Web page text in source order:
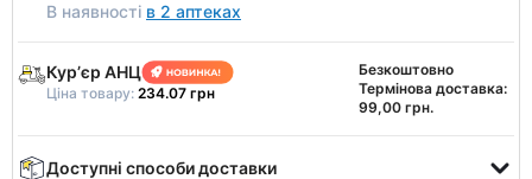
В наявності в 2 аптеках
Курʼєр АНЦ
Ціна товару: 234.07 грн
Безкоштовно
Термінова доставка:
99,00 грн.
Доступні способи доставки